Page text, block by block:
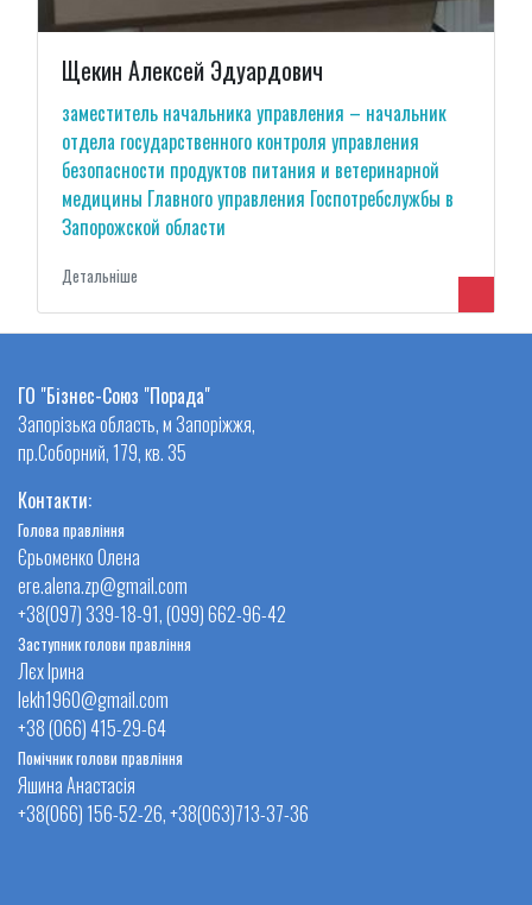
Щекин Алексей Эдуардович
заместитель начальника управления – начальник
отдела государственного контроля управления
безопасности продуктов питания и ветеринарной
медицины Главного управления Госпотребслужбы в
Запорожской области
Детальнiше
ГО "Бізнес-Союз "Порада"
Запорізька область, м Запоріжжя,
пр.Соборний, 179, кв. 35
Контакти:
Голова правління
Єрьоменко Олена
ere.alena.zp@gmail.com
+38(097) 339-18-91, (099) 662-96-42
Заступник голови правління
Лєх Ірина
lekh1960@gmail.com
+38 (066) 415-29-64
Помічник голови правління
Яшина Анастасія
+38(066) 156-52-26, +38(063)713-37-36